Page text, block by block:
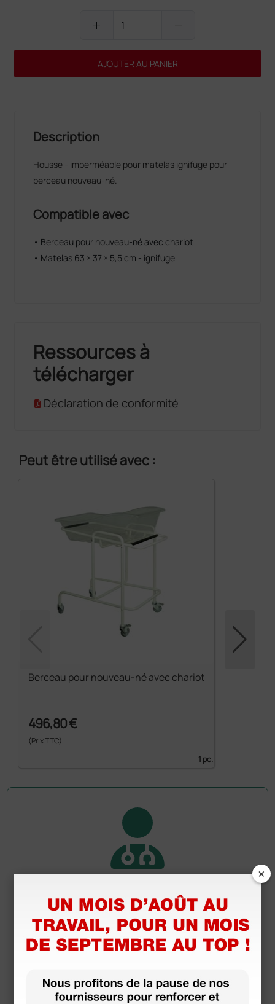
add remove
AJOUTER AU PANIER
Description
Housse - imperméable pour matelas ignifuge pour
berceau nouveau-né.
Compatible avec
• Berceau pour nouveau-né avec chariot
• Matelas 63 × 37 × 5,5 cm - ignifuge
Ressources à
télécharger
Déclaration de conformité
Peut être utilisé avec :
Berceau pour nouveau-né avec chariot
496,80 €
(Prix TTC)
1 pc.
Avez-vous encore des doutes ? Avez-vous besoin
d'autres informations ? Envoyez maintenant votre
question aux collègues qui ont déjà acheté ce
×